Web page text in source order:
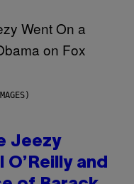
Jeezy
and